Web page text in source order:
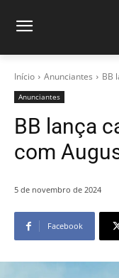
Início Anunciantes BB
Anunciantes
BB lança
com
5 de novembro de 2024
Facebook